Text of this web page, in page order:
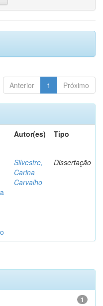
Anterior 1 Próximo
Autor(es) Tipo
Silvestre,
Carina
Carvalho
Dissertação
1